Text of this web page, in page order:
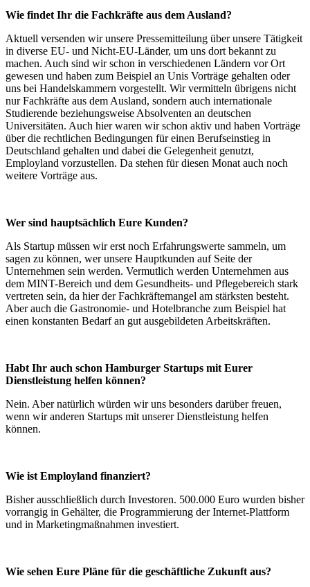
Wie findet Ihr die Fachkräfte aus dem Ausland?
Aktuell versenden wir unsere Pressemitteilung über unsere Tätigkeit
in diverse EU- und Nicht-EU-Länder, um uns dort bekannt zu
machen. Auch sind wir schon in verschiedenen Ländern vor Ort
gewesen und haben zum Beispiel an Unis Vorträge gehalten oder
uns bei Handelskammern vorgestellt. Wir vermitteln übrigens nicht
nur Fachkräfte aus dem Ausland, sondern auch internationale
Studierende beziehungsweise Absolventen an deutschen
Universitäten. Auch hier waren wir schon aktiv und haben Vorträge
über die rechtlichen Bedingungen für einen Berufseinstieg in
Deutschland gehalten und dabei die Gelegenheit genutzt,
Employland vorzustellen. Da stehen für diesen Monat auch noch
weitere Vorträge aus.
Wer sind hauptsächlich Eure Kunden?
Als Startup müssen wir erst noch Erfahrungswerte sammeln, um
sagen zu können, wer unsere Hauptkunden auf Seite der
Unternehmen sein werden. Vermutlich werden Unternehmen aus
dem MINT-Bereich und dem Gesundheits- und Pflegebereich stark
vertreten sein, da hier der Fachkräftemangel am stärksten besteht.
Aber auch die Gastronomie- und Hotelbranche zum Beispiel hat
einen konstanten Bedarf an gut ausgebildeten Arbeitskräften.
Habt Ihr auch schon Hamburger Startups mit Eurer
Dienstleistung helfen können?
Nein. Aber natürlich würden wir uns besonders darüber freuen,
wenn wir anderen Startups mit unserer Dienstleistung helfen
können.
Wie ist Employland finanziert?
Bisher ausschließlich durch Investoren. 500.000 Euro wurden bisher
vorrangig in Gehälter, die Programmierung der Internet-Plattform
und in Marketingmaßnahmen investiert.
Wie sehen Eure Pläne für die geschäftliche Zukunft aus?